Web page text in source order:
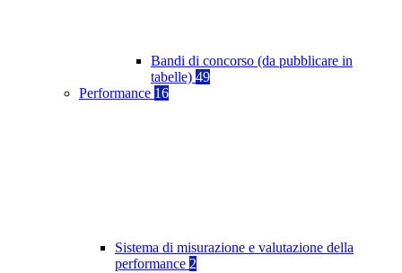
Bandi di concorso (da pubblicare in
tabelle) 49
Performance 16
Sistema di misurazione e valutazione della
performance 2